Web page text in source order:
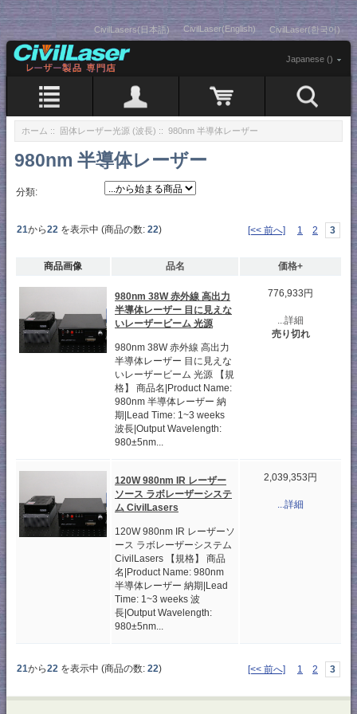
CivilLasers(日本語) CivilLaser(English) CivilLaser(한국어)
Japanese ()
ホーム :: 固体レーザー光源 (波長) :: 980nm 半導体レーザー
980nm 半導体レーザー
分類:
21から22 を表示中 (商品の数: 22) [<< 前へ] 1 2 3
商品画像 品名 価格+
980nm 38W 赤外線 高出力
半導体レーザー 目に見えな
いレーザービーム 光源
980nm 38W 赤外線 高出力
半導体レーザー 目に見えな
いレーザービーム 光源 【規
格】 商品名|Product Name:
980nm 半導体レーザー 納
期|Lead Time: 1~3 weeks
波長|Output Wavelength:
980±5nm...
776,933円
...詳細
売り切れ
120W 980nm IR レーザー
ソース ラボレーザーシステ
ム CivilLasers
120W 980nm IR レーザーソ
ース ラボレーザーシステム
CivilLasers 【規格】 商品
名|Product Name: 980nm
半導体レーザー 納期|Lead
Time: 1~3 weeks 波
長|Output Wavelength:
980±5nm...
2,039,353円
...詳細
21から22 を表示中 (商品の数: 22) [<< 前へ] 1 2 3